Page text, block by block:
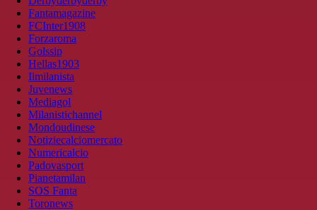
Fantamagazine
FCInter1908
Forzaroma
Golssip
Hellas1903
Ilmilanista
Juvenews
Mediagol
Milanistichannel
Mondoudinese
Notiziecalciomercato
Numericalcio
Padovasport
Pianetamilan
SOS Fanta
Toronews